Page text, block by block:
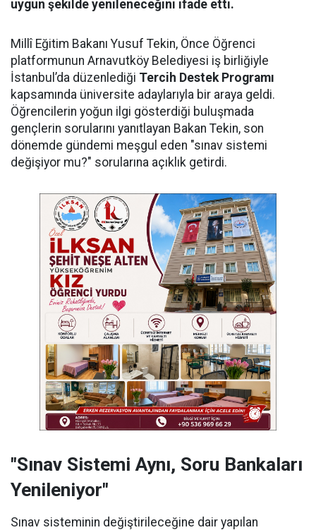
uygun şekilde yenileneceğini ifade etti.
Millî Eğitim Bakanı Yusuf Tekin, Önce Öğrenci
platformunun Arnavutköy Belediyesi iş birliğiyle
İstanbul’da düzenlediği Tercih Destek Programı
kapsamında üniversite adaylarıyla bir araya geldi.
Öğrencilerin yoğun ilgi gösterdiği buluşmada
gençlerin sorularını yanıtlayan Bakan Tekin, son
dönemde gündemi meşgul eden "sınav sistemi
değişiyor mu?" sorularına açıklık getirdi.
"Sınav Sistemi Aynı, Soru Bankaları
Yenileniyor"
Sınav sisteminin değiştirileceğine dair yapılan